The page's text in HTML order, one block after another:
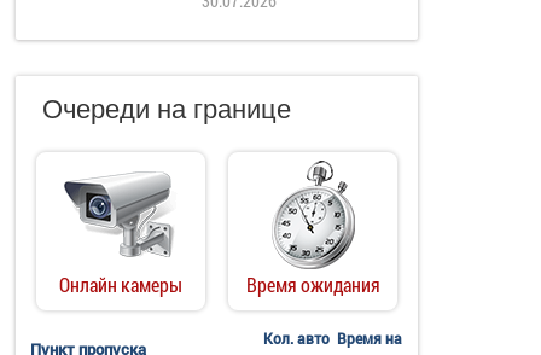
Очереди на границе
Онлайн камеры Время ожидания
Пункт пропуска
Кол. авто Время на